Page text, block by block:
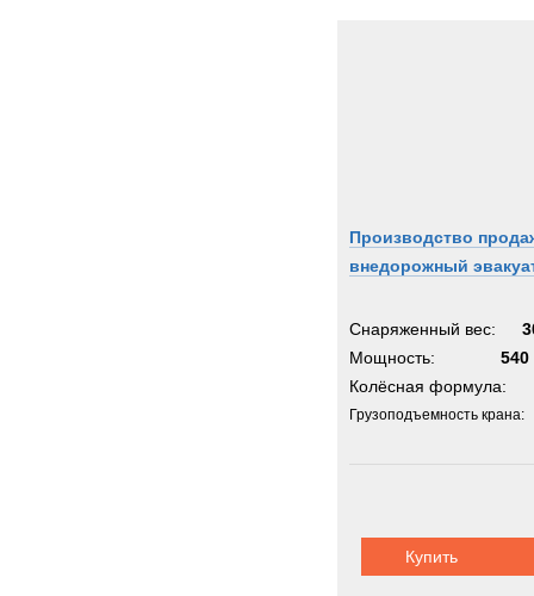
Производство
внедорожный
Снаряженный вес:
Мощность:
540
Колёсная формула:
Грузоподъемность крана:
Купить